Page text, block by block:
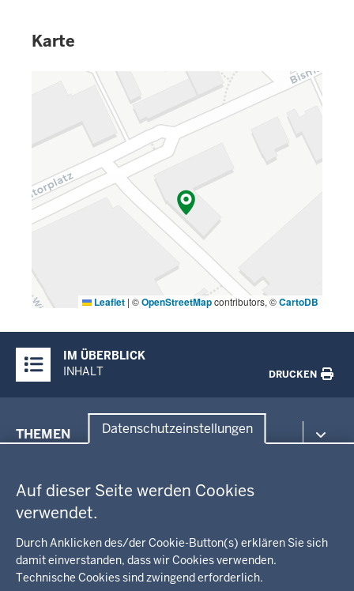
Datenschutzeinstellungen
Auf dieser Seite werden Cookies
verwendet.
Durch Anklicken des/der Cookie-Button(s) erklären Sie sich
damit einverstanden, dass wir Cookies verwenden.
Technische Cookies sind zwingend erforderlich.
Karte
Leaflet | ©OpenStreetMapcontributors, ©CartoDB
Inhalte
IM ÜBERBLICK
INHALT
DRUCKEN
in
Fußzeile
THEMEN
Bildung, Schule
Kommunalaufsicht, Planung, Verkehr
Kultur, Sport
Recht, Ordnung
BEZIRKSREGIERUNG
Wir über uns
Regierungsbezirk
KARRIERE
Stellenausschreibungen